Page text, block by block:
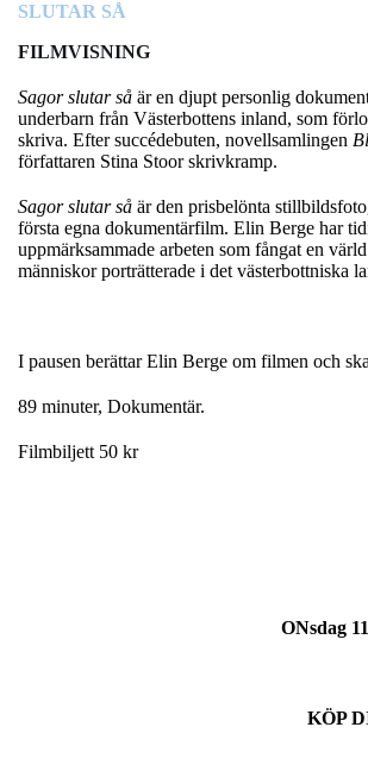
SLUTAR SÅ
FILMVISNING
Sagor slutar så är en djupt personlig
underbarn från Västerbottens inland, som
skriva. Efter succédebuten, novellsamlingen
författaren Stina Stoor skrivkramp.
Sagor slutar så är den prisbelönta
första egna dokumentärfilm. Elin Berge har
uppmärksammade arbeten som fångat en
människor porträtterade i det västerbottniska
I pausen berättar Elin Berge om filmen och
89 minuter, Dokumentär.
Filmbiljett 50 kr
ONsdag
KÖP